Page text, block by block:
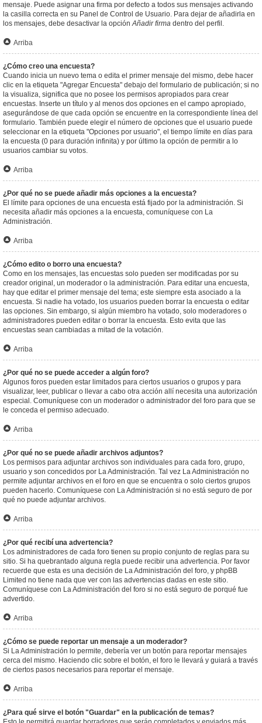
mensaje. Puede asignar una firma por defecto a todos sus mensajes activando
la casilla correcta en su Panel de Control de Usuario. Para dejar de añadirla en
los mensajes, debe desactivar la opciónAñadir firma dentro del perfil.
Arriba
¿Cómo creo una encuesta?
Cuando inicia un nuevo tema o edita el primer mensaje del mismo, debe hacer
clic en la etiqueta "Agregar Encuesta" debajo del formulario de publicación; si no
la visualiza, significa que no posee los permisos apropiados para crear
encuestas. Inserte un título y al menos dos opciones en el campo apropiado,
asegurándose de que cada opción se encuentre en la correspondiente línea del
formulario. También puede elegir el número de opciones que el usuario puede
seleccionar en la etiqueta "Opciones por usuario", el tiempo límite en días para
la encuesta (0 para duración infinita) y por último la opción de permitir a lo
usuarios cambiar su votos.
Arriba
¿Por qué no se puede añadir más opciones a la encuesta?
El límite para opciones de una encuesta está fijado por la administración. Si
necesita añadir más opciones a la encuesta, comuníquese con La
Administración.
Arriba
¿Cómo edito o borro una encuesta?
Como en los mensajes, las encuestas solo pueden ser modificadas por su
creador original, un moderador o la administración. Para editar una encuesta,
hay que editar el primer mensaje del tema; este siempre esta asociado a la
encuesta. Si nadie ha votado, los usuarios pueden borrar la encuesta o editar
las opciones. Sin embargo, si algún miembro ha votado, solo moderadores o
administradores pueden editar o borrar la encuesta. Esto evita que las
encuestas sean cambiadas a mitad de la votación.
Arriba
¿Por qué no se puede acceder a algún foro?
Algunos foros pueden estar limitados para ciertos usuarios o grupos y para
visualizar, leer, publicar o llevar a cabo otra acción allí necesita una autorización
especial. Comuníquese con un moderador o administrador del foro para que se
le conceda el permiso adecuado.
Arriba
¿Por qué no se puede añadir archivos adjuntos?
Los permisos para adjuntar archivos son individuales para cada foro, grupo,
usuario y son concedidos por La Administración. Tal vez La Administración no
permite adjuntar archivos en el foro en que se encuentra o solo ciertos grupos
pueden hacerlo. Comuníquese con La Administración si no está seguro de por
qué no puede adjuntar archivos.
Arriba
¿Por qué recibí una advertencia?
Los administradores de cada foro tienen su propio conjunto de reglas para su
sitio. Si ha quebrantado alguna regla puede recibir una advertencia. Por favor
recuerde que esta es una decisión de La Administración del foro, y phpBB
Limited no tiene nada que ver con las advertencias dadas en este sitio.
Comuníquese con La Administración del foro si no está seguro de porqué fue
advertido.
Arriba
¿Cómo se puede reportar un mensaje a un moderador?
Si La Administración lo permite, debería ver un botón para reportar mensajes
cerca del mismo. Haciendo clic sobre el botón, el foro le llevará y guiará a través
de ciertos pasos necesarios para reportar el mensaje.
Arriba
¿Para qué sirve el botón "Guardar" en la publicación de temas?